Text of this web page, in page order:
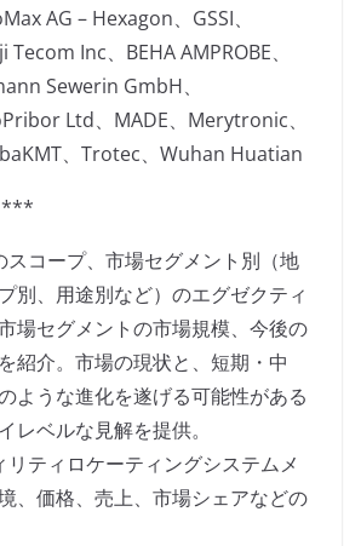
AG – Hexagon、GSSI、
Inc、BEHA AMPROBE、
Sewerin GmbH、
Ltd、MADE、Merytronic、
、Trotec、Wuhan Huatian
***
スコープ、市場セグメント別（地
別、用途別など）のエグゼクティ
場セグメントの市場規模、今後の
紹介。市場の現状と、短期・中
ような進化を遂げる可能性がある
レベルな見解を提供。
ティロケーティングシステムメ
、価格、売上、市場シェアなどの